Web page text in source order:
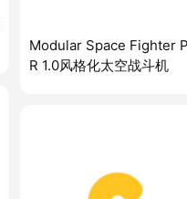
Modular Space Fighter
R 1.0风格化太空战斗机